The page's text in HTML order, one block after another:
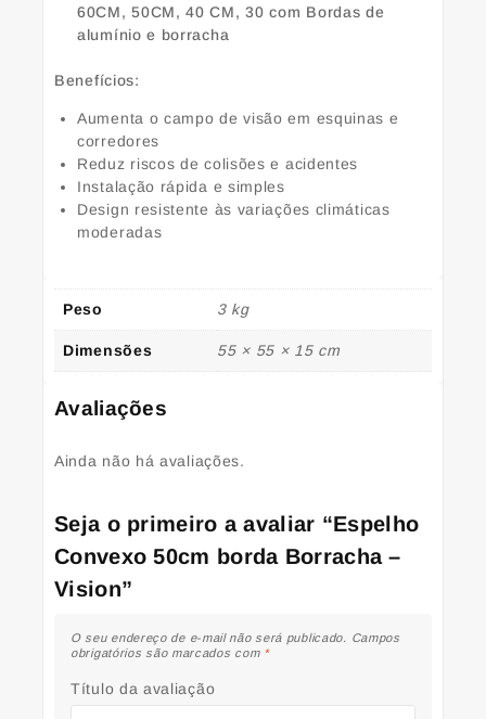
60CM, 50CM, 40 CM, 30 com Bordas de
alumínio e borracha
Benefícios:
Aumenta o campo de visão em esquinas e
corredores
Reduz riscos de colisões e acidentes
Instalação rápida e simples
Design resistente às variações climáticas
moderadas
Peso 3 kg
Dimensões 55 × 55 × 15 cm
Avaliações
Ainda não há avaliações.
Seja o primeiro a avaliar “Espelho
Convexo 50cm borda Borracha –
Vision”
O seu endereço de e-mail não será publicado.
Campos
obrigatórios são marcados com *
Título da avaliação